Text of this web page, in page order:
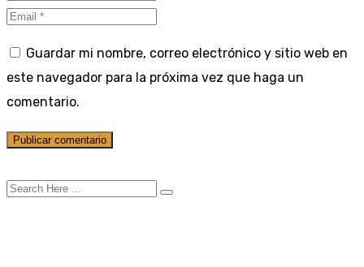
Guardar mi nombre, correo electrónico y sitio web en
este navegador para la próxima vez que haga un
comentario.